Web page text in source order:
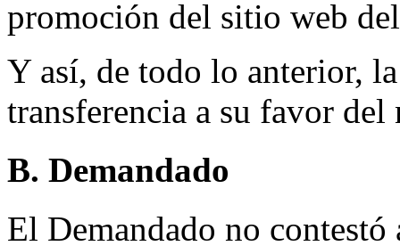
promoción del sitio web
Y así, de todo lo anterior,
transferencia a su favor
B. Demandado
El Demandado no contestó